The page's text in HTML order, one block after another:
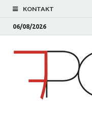
KONTAKT
06/08/2026